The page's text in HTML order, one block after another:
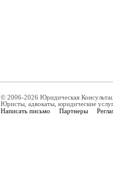
© 2006-2026 Юридическая
Юристы, адвокаты, юридические
Написать письмо Партнеры